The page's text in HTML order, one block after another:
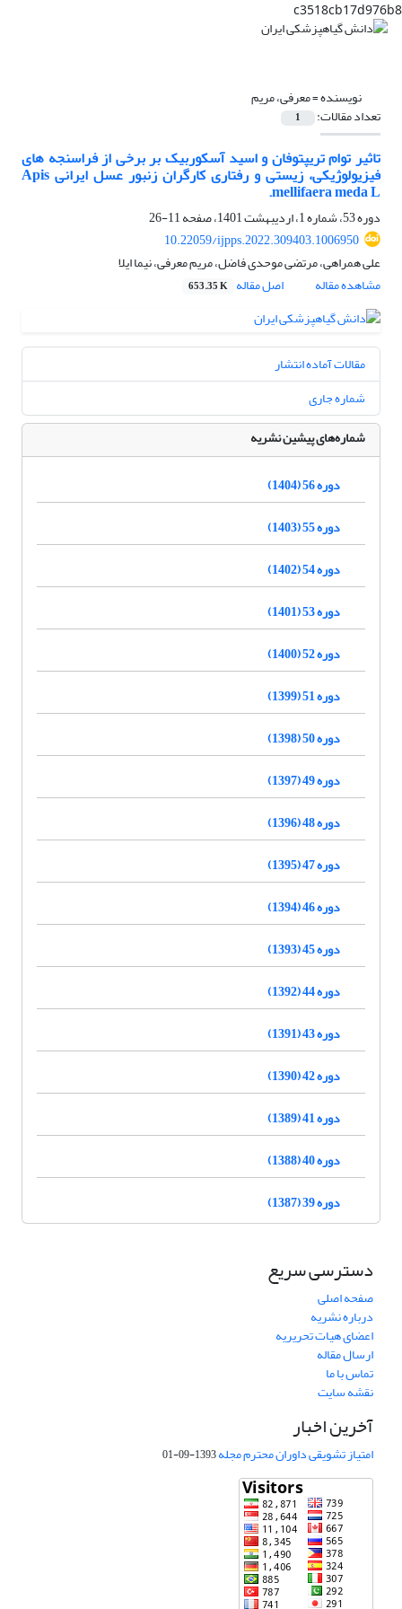
c3518cb17d976b8
نویسنده =معرفی، مریم
تعداد مقالات: 1
تاثیر توام تریپتوفان و اسید آسکوربیک بر برخی از فراسنجه های
فیزیولوژیکی، زیستی و رفتاری کارگران زنبور عسل ایرانی Apis
mellifaera meda L.
دوره 53، شماره 1، اردیبهشت 1401، صفحه
11-26
10.22059/ijpps.2022.309403.1006950
علی همراهی، مرتضی موحدی فاضل، مریم معرفی، نیما ایلا
مشاهده مقاله
اصل مقاله 653.35 K
مقالات آماده انتشار
شماره جاری
شماره‌های پیشین نشریه
دوره 56 (1404)
دوره 55 (1403)
دوره 54 (1402)
دوره 53 (1401)
دوره 52 (1400)
دوره 51 (1399)
دوره 50 (1398)
دوره 49 (1397)
دوره 48 (1396)
دوره 47 (1395)
دوره 46 (1394)
دوره 45 (1393)
دوره 44 (1392)
دوره 43 (1391)
دوره 42 (1390)
دوره 41 (1389)
دوره 40 (1388)
دوره 39 (1387)
دسترسی سریع
صفحه اصلی
درباره نشریه
اعضای هیات تحریریه
ارسال مقاله
تماس با ما
نقشه سایت
آخرین اخبار
امتیاز تشویقی داوران محترم مجله1393-09-01